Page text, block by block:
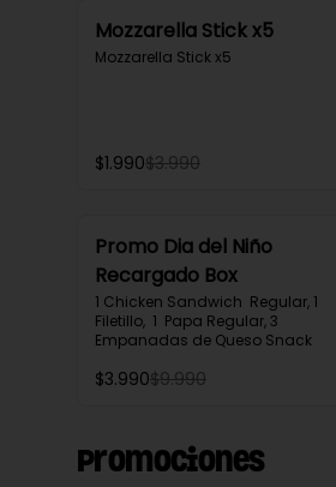
Mozzarella Stick x5
Mozzarella Stick x5
$1.990$3.990
Promo Dia del Niño
Recargado Box​
1 Chicken Sandwich  Regular, 1
Filetillo,  1  Papa Regular, 3
Empanadas de Queso Snack
$3.990$9.990
Promociones